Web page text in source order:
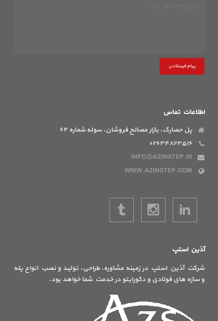
پیام فرستادن
اطلاعات تماس
پل حصارک، بازار مصالح فروشان، سوله شماره ۶۴
۰۲۶۳۴۸۲۳۵۱۶
INFO@AZINSTEP.IR
WWW.AZINSTEP.COM
آذین استپ
شرکت آذین استپ در زمینه مشاوره، طراحی، تولید و نصب انواع پله
و سازه های فولادی و دکورایتو در خدمت شما خواهد بود.